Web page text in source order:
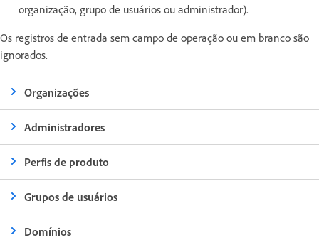
organização, grupo de usuários ou administrador).
Os registros de entrada sem campo de operação ou em branco são
ignorados.
Organizações
Administradores
Perfis de produto
Grupos de usuários
Domínios